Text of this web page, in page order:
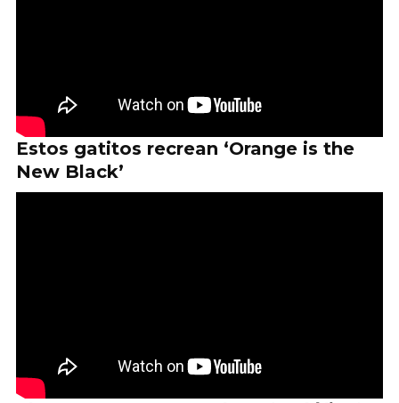
Estos gatitos recrean ‘Orange is the
New Black’